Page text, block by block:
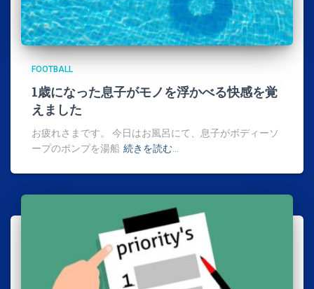
FOOTBALL
1歳になった息子がモノを浮かべる快感を覚
えました
お疲れさまです。 今日はお風呂にて、息子がボディーソ
ープのポンプを湯船 続きを読む…